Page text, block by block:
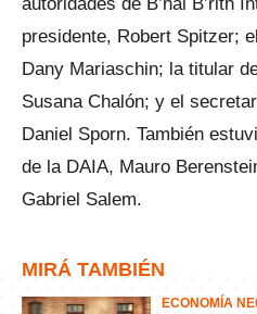
presidente, Robert Spitzer;
Dany Mariaschin; la titular
Susana Chalón; y el
Daniel Sporn. También
de la DAIA, Mauro
Gabriel Salem.
MIRÁ TAMBIÉN
ECONOMÍA